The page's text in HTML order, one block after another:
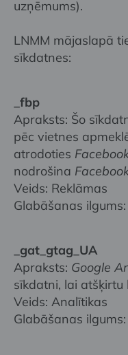
uzņēmums).
LNMM mājaslapā
sīkdatnes:
_fbp
Apraksts: Šo
pēc vietnes
atrodoties
nodrošina
Veids: Reklāmas
Glabāšanas
_gat_gtag_UA
Apraksts: Google
sīkdatni, lai atšķirtu
Veids: Analītikas
Glabāšanas